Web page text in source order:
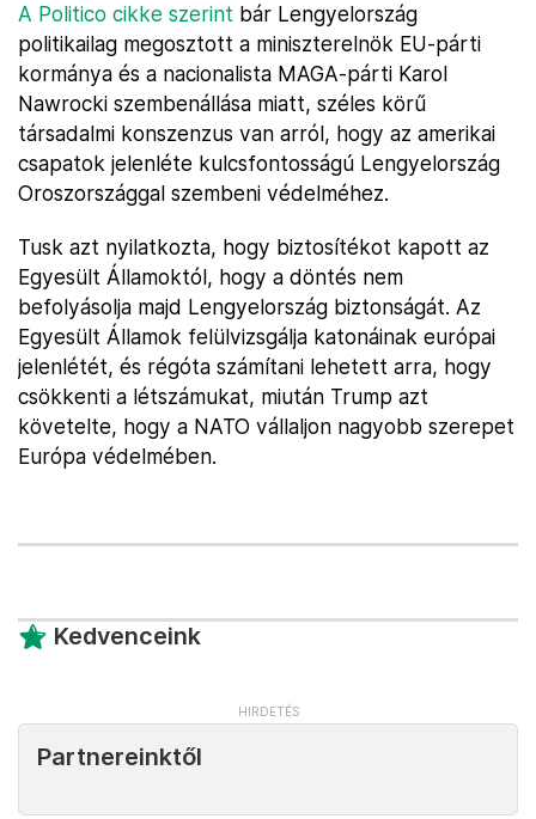
A Politico cikke szerint bár Lengyelország
politikailag megosztott a miniszterelnök EU-párti
kormánya és a nacionalista MAGA-párti Karol
Nawrocki szembenállása miatt, széles körű
társadalmi konszenzus van arról, hogy az amerikai
csapatok jelenléte kulcsfontosságú Lengyelország
Oroszországgal szembeni védelméhez.
Tusk azt nyilatkozta, hogy biztosítékot kapott az
Egyesült Államoktól, hogy a döntés nem
befolyásolja majd Lengyelország biztonságát. Az
Egyesült Államok felülvizsgálja katonáinak európai
jelenlétét, és régóta számítani lehetett arra, hogy
csökkenti a létszámukat, miután Trump azt
követelte, hogy a NATO vállaljon nagyobb szerepet
Európa védelmében.
Kedvenceink
Partnereinktől